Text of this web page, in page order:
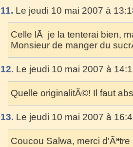
11. Le jeudi 10 mai 2007 à
Celle lÃ je la tenterai bien,
Monsieur de manger du
12. Le jeudi 10 mai 2007 à
Quelle originalitÃ©! Il faut
13. Le jeudi 10 mai 2007 à
Coucou Salwa, merci